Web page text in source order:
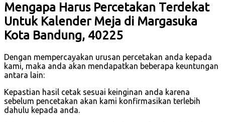
Mengapa Harus Percetakan Terdekat
Untuk Kalender Meja di Margasuka
Kota Bandung, 40225
Dengan mempercayakan urusan percetakan anda kepada
kami, maka anda akan mendapatkan beberapa keuntungan
antara lain:
Kepastian hasil cetak sesuai keinginan anda karena
sebelum pencetakan akan kami konfirmasikan terlebih
dahulu kepada anda.